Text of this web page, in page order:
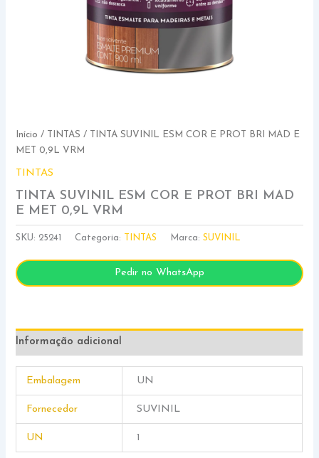
Início / TINTAS / TINTA SUVINIL ESM COR E PROT BRI MAD E
MET 0,9L VRM
TINTAS
TINTA SUVINIL ESM COR E PROT BRI MAD
E MET 0,9L VRM
SKU: 25241 Categoria: TINTAS Marca:SUVINIL
Pedir no WhatsApp
Informação adicional
Embalagem UN
Fornecedor SUVINIL
UN 1